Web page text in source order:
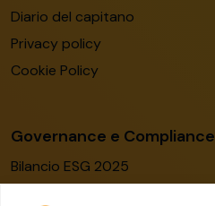
Diario del capitano
Privacy policy
Cookie Policy
Governance e Compliance
Bilancio ESG 2025